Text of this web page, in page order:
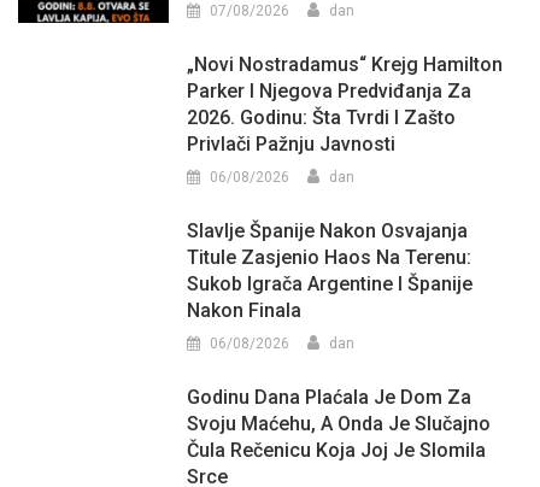
07/08/2026 dan
„Novi Nostradamus“ Krejg Hamilton
Parker I Njegova Predviđanja Za
2026. Godinu: Šta Tvrdi I Zašto
Privlači Pažnju Javnosti
06/08/2026 dan
Slavlje Španije Nakon Osvajanja
Titule Zasjenio Haos Na Terenu:
Sukob Igrača Argentine I Španije
Nakon Finala
06/08/2026 dan
Godinu Dana Plaćala Je Dom Za
Svoju Maćehu, A Onda Je Slučajno
Čula Rečenicu Koja Joj Je Slomila
Srce